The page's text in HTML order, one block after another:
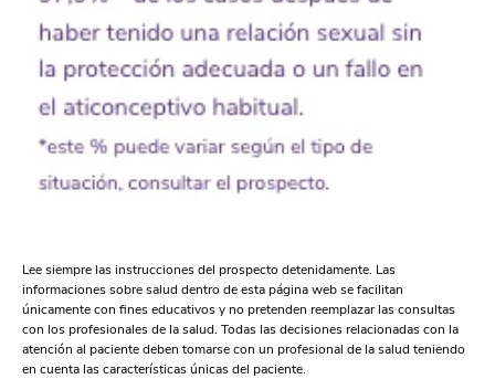
Lee siempre las instrucciones del prospecto detenidamente. Las
informaciones sobre salud dentro de esta página web se facilitan
únicamente con fines educativos y no pretenden reemplazar las consultas
con los profesionales de la salud. Todas las decisiones relacionadas con la
atención al paciente deben tomarse con un profesional de la salud teniendo
en cuenta las características únicas del paciente.